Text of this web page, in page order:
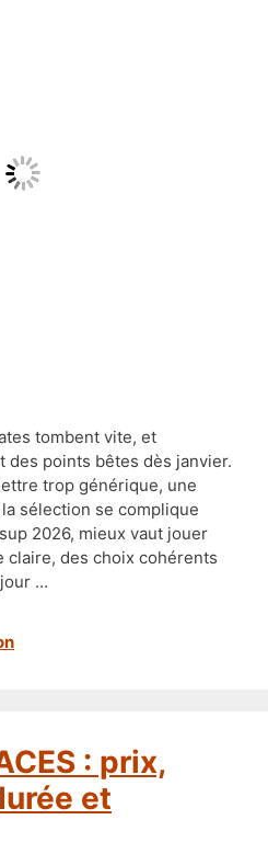
tombent vite, et
des points bêtes dès janvier.
trop générique, une
sélection se complique
2026, mieux vaut jouer
claire, des choix cohérents
…
et